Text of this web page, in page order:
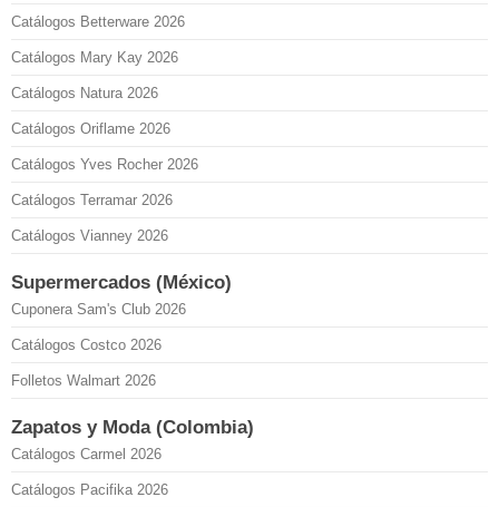
Catálogos Betterware 2026
Catálogos Mary Kay 2026
Catálogos Natura 2026
Catálogos Oriflame 2026
Catálogos Yves Rocher 2026
Catálogos Terramar 2026
Catálogos Vianney 2026
Supermercados (México)
Cuponera Sam's Club 2026
Catálogos Costco 2026
Folletos Walmart 2026
Zapatos y Moda (Colombia)
Catálogos Carmel 2026
Catálogos Pacifika 2026